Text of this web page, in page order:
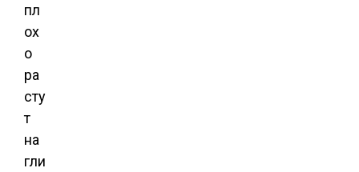
пл
ох
о
ра
сту
т
на
гли